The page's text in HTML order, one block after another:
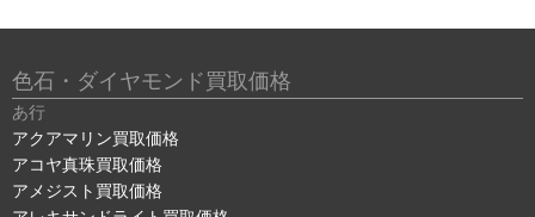
色石・ダイヤモンド買取価格
あ行
アクアマリン買取価格
アコヤ真珠買取価格
アメジスト買取価格